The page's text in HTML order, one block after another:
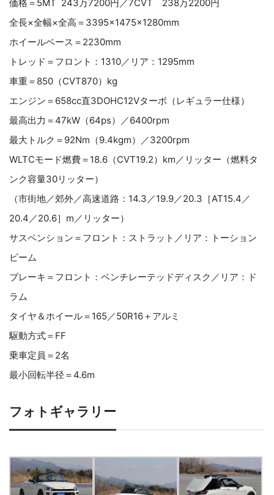
価格＝5MT 243万7200円／7CVT 238万2200円
全長×全幅×全高＝3395×1475×1280mm
ホイールベース＝2230mm
トレッド＝フロント：1310／リア：1295mm
車重＝850（CVT870）kg
エンジン＝658cc直3DOHC12Vターボ（レギュラー仕様）
最高出力＝47kW（64ps）／6400rpm
最大トルク＝92Nm（9.4kgm）／3200rpm
WLTCモード燃費＝18.6（CVT19.2）km／リッター（燃料タ
ンク容量30リッター）
（市街地／郊外／高速道路：14.3／19.9／20.3［AT15.4／
20.4／20.6］m／リッター）
サスペンション＝フロント：ストラット／リア：トーション
ビーム
ブレーキ＝フロント：ベンチレーテッドディスク／リア：ド
ラム
タイヤ＆ホイール＝165／50R16＋アルミ
駆動方式＝FF
乗車定員＝2名
最小回転半径＝4.6m
フォトギャラリー